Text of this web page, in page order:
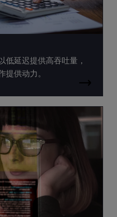
低延迟提供高吞吐量，
提供动力。